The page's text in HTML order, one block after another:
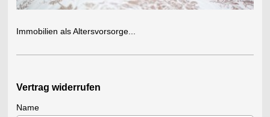
Immobilien als Altersvorsorge...
Vertrag widerrufen
Name